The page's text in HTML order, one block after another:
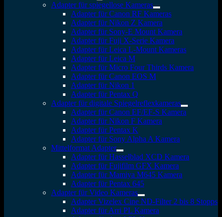
Adapter für spiegellose Kameras
Adapter für Canon RF Kameras
Adapter für Nikon Z Kamera
Adapter für Sony-E Mount Kamera
Adapter für Fuji X-Serie Kamera
Adapter für Leica L-Mount Kameras
Adapter für Leica M
Adapter für Micro Four Thirds Kamera
Adapter für Canon EOS M
Adapter für Nikon 1
Adapter für Pentax Q
Adapter für digitale Spiegelreflexkameras
Adapter für Canon EF/EF-S Kamera
Adapter für Nikon F Kamera
Adapter für Pentax K
Adapter für Sony Alpha A Kamera
Mittelformat Adapter
Adapter für Hasselblad XCD Kamera
Adapter für Fujifilm GFX Kamera
Adapter für Mamiya M645 Kamera
Adapter für Pentax 645
Adapter für Video Kameras
Adapter Vizelex Cine ND-Filter 2 bis 8 Stopps
Adapter für Arri PL Kamera